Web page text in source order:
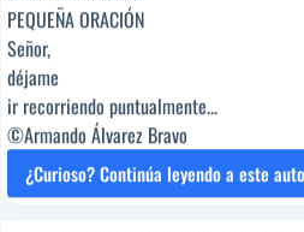
PEQUEÑA ORACIÓN
Señor,
déjame
ir recorriendo puntualmente...
©Armando Álvarez Bravo
¿Curioso? Continúa leyendo a este
MI